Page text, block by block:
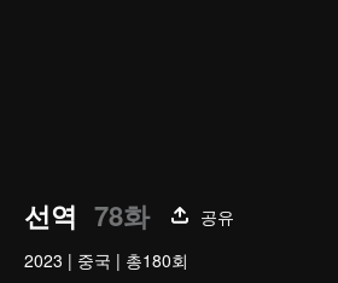
선역 78화
공유
2023 | 중국 | 총180회